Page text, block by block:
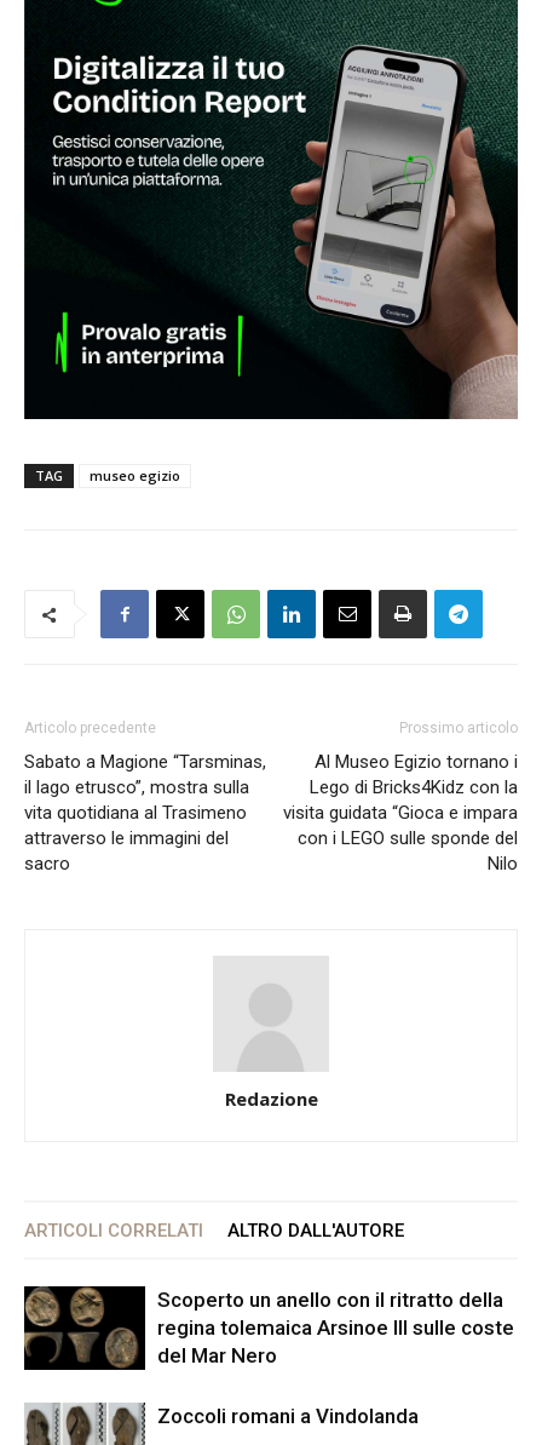
TAG museo egizio
Articolo precedente
Sabato a Magione “Tarsminas,
il lago etrusco”, mostra sulla
vita quotidiana al Trasimeno
attraverso le immagini del
sacro
Prossimo articolo
Al Museo Egizio tornano i
Lego di Bricks4Kidz con la
visita guidata “Gioca e impara
con i LEGO sulle sponde del
Nilo
Redazione
ARTICOLI CORRELATI ALTRO DALL'AUTORE
Scoperto un anello con il ritratto della
regina tolemaica Arsinoe III sulle coste
del Mar Nero
Zoccoli romani a Vindolanda